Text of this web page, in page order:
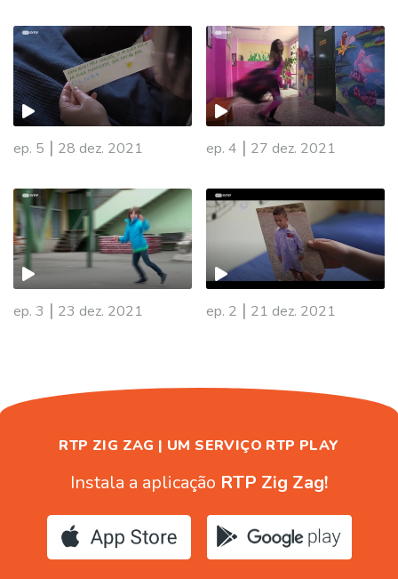
ep. 5 | 28 dez. 2021 ep. 4 | 27 dez. 2021
ep. 3 | 23 dez. 2021 ep. 2 | 21 dez. 2021
587256
RTP ZIG ZAG | UM SERVIÇO RTP PLAY
Instala a aplicação RTP Zig Zag!